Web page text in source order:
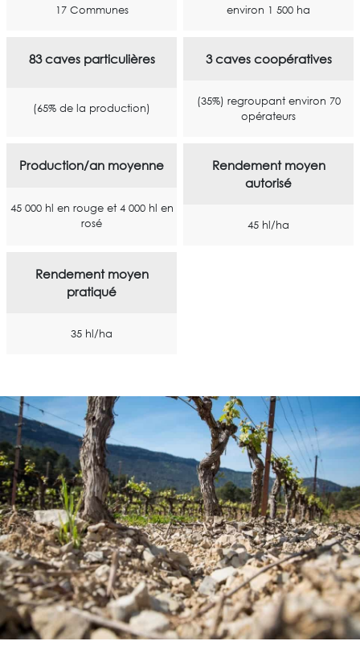
17 Communes environ 1 500 ha
83 caves particulières
(65% de la production)
3 caves coopératives
(35%) regroupant environ 70
opérateurs
Production/an moyenne
45 000 hl en rouge et 4 000 hl en
rosé
Rendement moyen
autorisé
45 hl/ha
Rendement moyen
pratiqué
35 hl/ha